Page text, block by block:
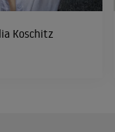
Koschitz